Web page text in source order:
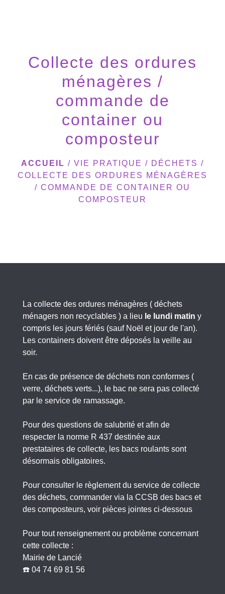
Collecte des ordures
ménagères /
commande de
container ou
composteur
ACCUEIL / VIE PRATIQUE / DÉCHETS /
COLLECTE DES ORDURES MÉNAGÈRES
/ COMMANDE DE CONTAINER OU
COMPOSTEUR
La collecte des ordures ménagères ( déchets
ménagers non recyclables ) a lieu le lundi matin y
compris les jours fériés (sauf Noël et jour de l'an).
Les containers doivent être déposés la veille au
soir.
En cas de présence de déchets non conformes (
verre, déchets verts...), le bac ne sera pas collecté
par le service de ramassage.
Pour des questions de salubrité et afin de
respecter la norme R 437 destinée aux
prestataires de collecte, les bacs roulants sont
désormais obligatoires.
Pour consulter le règlement du service de collecte
des déchets, commander via la CCSB des bacs et
des composteurs, voir pièces jointes ci-dessous
Pour tout renseignement ou problème concernant
cette collecte :
Mairie de Lancié
☎️ 04 74 69 81 56